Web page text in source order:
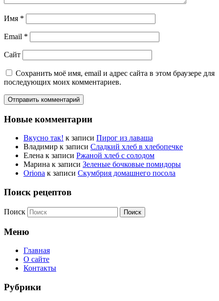
Имя *
Email *
Сайт
Сохранить моё имя, email и адрес сайта в этом браузере для
последующих моих комментариев.
Новые комментарии
Вкусно так! к записи Пирог из лаваша
Владимир к записи Сладкий хлеб в хлебопечке
Елена к записи Ржаной хлеб с солодом
Марина к записи Зеленые бочковые помидоры
Oriona к записи Скумбрия домашнего посола
Поиск рецептов
Поиск
Меню
Главная
О сайте
Контакты
Рубрики